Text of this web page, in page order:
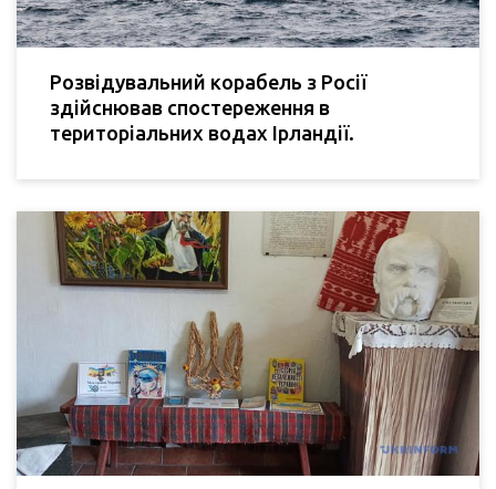
Розвідувальний корабель з Росії
здійснював спостереження в
територіальних водах Ірландії.